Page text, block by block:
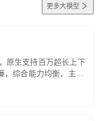
更多大模型
原生支持百万超长上下
，综合能力均衡，主打
、基础 RAG、批量